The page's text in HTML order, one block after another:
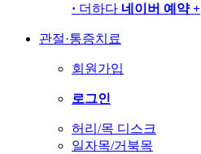
· 더하다 네이버 예약 +
관절·통증치료
회원가입
로그인
허리/목 디스크
일자목/거북목